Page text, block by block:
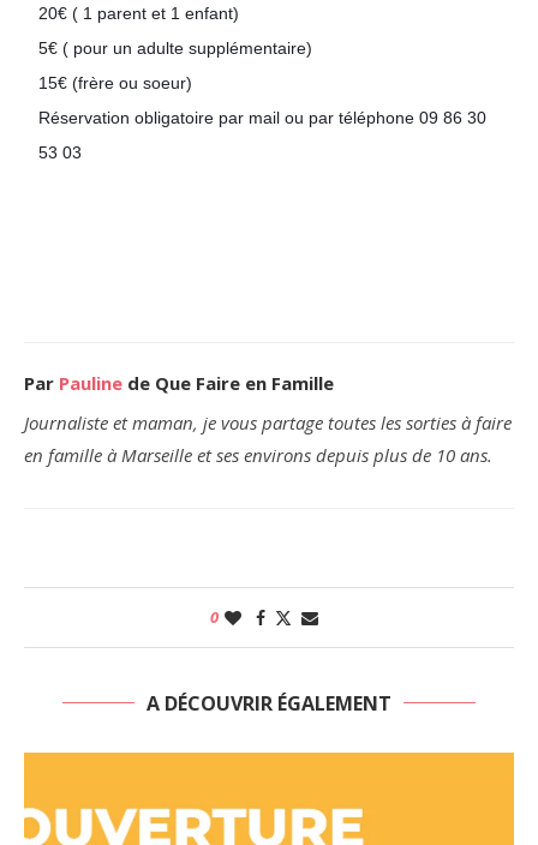
20€ ( 1 parent et 1 enfant)
5€ ( pour un adulte supplémentaire)
15€ (frère ou soeur)
Réservation obligatoire par mail ou par téléphone 09 86 30
53 03
Par Pauline de Que Faire en Famille
Journaliste et maman, je vous partage toutes les sorties à faire
en famille à Marseille et ses environs depuis plus de 10 ans.
0
A DÉCOUVRIR ÉGALEMENT